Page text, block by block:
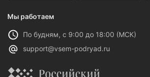
Мы работаем
По будням, с 9:00 до 18:00 (МСК)
support@vsem-podryad.ru